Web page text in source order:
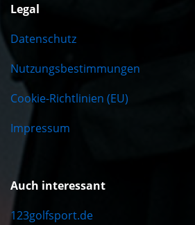
Legal
Datenschutz
Nutzungsbestimmungen
Cookie-Richtlinien (EU)
Impressum
Auch interessant
123golfsport.de